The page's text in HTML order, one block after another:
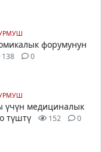
форумунун
138 0
үчүн медициналык
түштү
152 0